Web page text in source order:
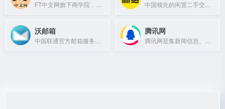
沃邮箱 腾讯网